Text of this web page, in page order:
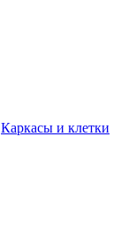
Каркасы и клетки